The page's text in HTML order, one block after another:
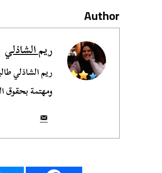
Author
ريم الشاذلي
ريم الشاذلي
ومهتمة بحقوق